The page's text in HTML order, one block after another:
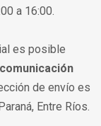
a 16:00.
es posible
de envío es
Entre Ríos.